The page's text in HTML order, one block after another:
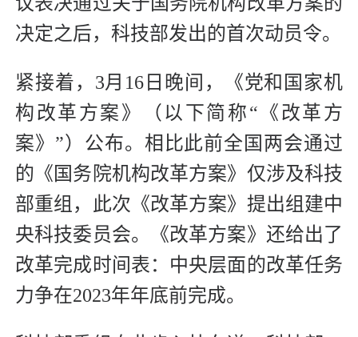
决定之后，科技部发出的首次动员令。
紧接着，3月16日晚间，《党和国家机
构改革方案》（以下简称“《改革方
案》”）公布。相比此前全国两会通过
的《国务院机构改革方案》仅涉及科技
部重组，此次《改革方案》提出组建中
央科技委员会。《改革方案》还给出了
改革完成时间表：中央层面的改革任务
力争在2023年年底前完成。